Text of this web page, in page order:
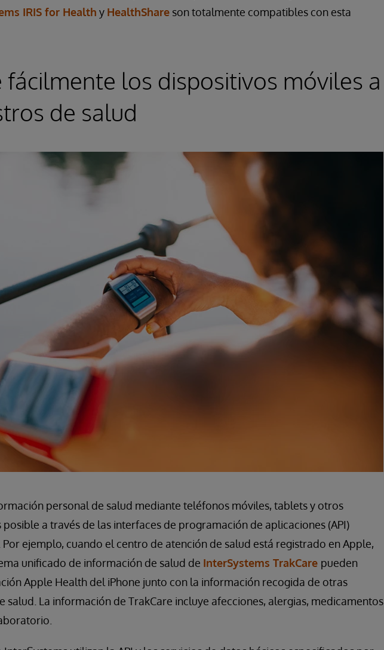
IRIS for Health y HealthShare son totalmente compatibles con esta
fácilmente los dispositivos móviles a
de salud
personal de salud mediante teléfonos móviles, tablets y otros
posible a través de las interfaces de programación de aplicaciones (API)
Por ejemplo, cuando el centro de atención de salud está registrado en Apple,
unificado de información de salud de InterSystems TrakCare pueden
Apple Health del iPhone junto con la información recogida de otras
salud. La información de TrakCare incluye afecciones, alergias, medicamentos